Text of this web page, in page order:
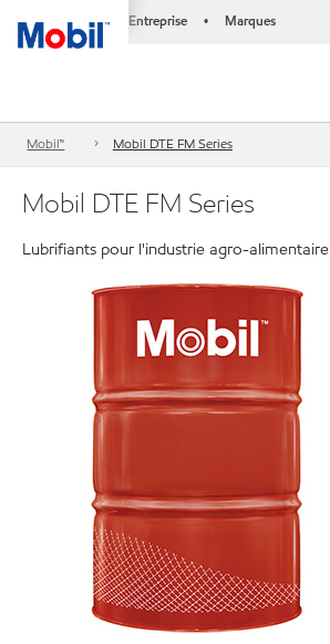
Entreprise • Marques
Mobil™ Mobil DTE FM Series
Mobil DTE FM Series
Lubrifiants pour l'industrie agro-alimentaire